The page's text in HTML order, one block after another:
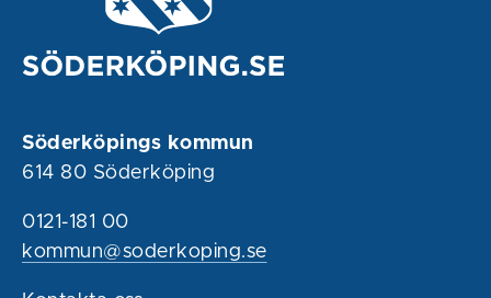
Söderköpings kommun
614 80 Söderköping
0121-181 00
kommun@soderkoping.se